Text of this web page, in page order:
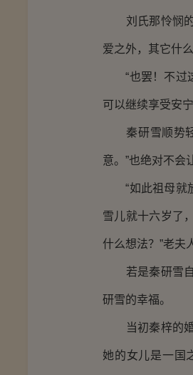
刘氏那怜悯的
爱之外，其它什
“也罢！不过这
可以继续享受安
秦研雪顺势轻
意。”也绝对不会
“如此祖母就放
雪儿就十六岁了
什么想法？”老夫
若是秦研雪自
研雪的幸福。
当初秦梓的婚
她的女儿是一国